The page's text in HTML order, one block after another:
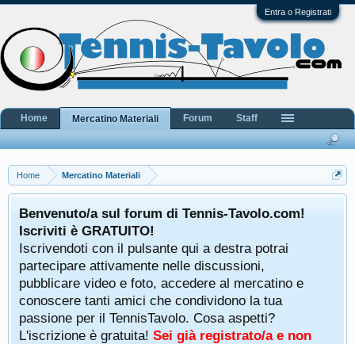
Entra o Registrati
Home Mercatino Materiali
Benvenuto/a sul forum di Tennis-Tavolo.com!
Iscriviti è GRATUITO!
Iscrivendoti con il pulsante qui a destra potrai
partecipare attivamente nelle discussioni,
pubblicare video e foto, accedere al mercatino e
conoscere tanti amici che condividono la tua
passione per il TennisTavolo. Cosa aspetti?
L'iscrizione è gratuita! Sei già registrato/a e non
Home Mercatino Materiali Forum Staff